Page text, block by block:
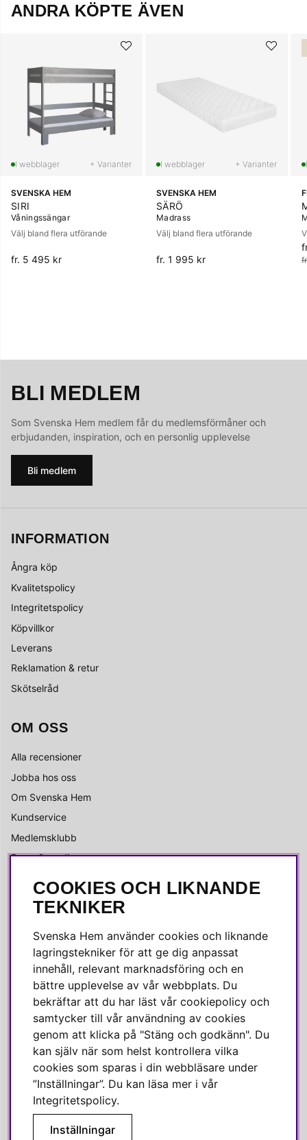
ANDRA KÖPTE ÄVEN
+ Varianter
SVENSKA HEM
SIRI
Våningssängar
Välj bland flera utförande
fr. 5 495 kr
+ Varianter
SVENSKA HEM
SÄRÖ
Madrass
Välj bland flera utförande
fr. 1 995 kr
BLI MEDLEM
Som Svenska Hem medlem får du medlemsförmåner och
erbjudanden, inspiration, och en personlig upplevelse
Bli medlem
INFORMATION
Ångra köp
Kvalitetspolicy
Integritetspolicy
Köpvillkor
Leverans
Reklamation & retur
Skötselråd
OM OSS
Alla recensioner
Jobba hos oss
Om Svenska Hem
Kundservice
Medlemsklubb
Press & media
SOCIALA MEDIER
Instagram
Linkedin
Pinterest
SVENSKA HEM
Varmt välkommen till Svenska Hem!
Vi värdesätter våra kunder högt och finns här för att hjälpa dig
om du har några frågor eller vill ha inspiration.
010-35 00 610
COOKIES OCH LIKNANDE
TEKNIKER
Svenska Hem använder cookies och liknande
lagringstekniker för att ge dig anpassat
innehåll, relevant marknadsföring och en
bättre upplevelse av vår webbplats. Du
bekräftar att du har läst vår cookiepolicy och
samtycker till vår användning av cookies
genom att klicka på "Stäng och godkänn". Du
kan själv när som helst kontrollera vilka
cookies som sparas i din webbläsare under
”Inställningar”. Du kan läsa mer i vår
Integritetspolicy.
Inställningar